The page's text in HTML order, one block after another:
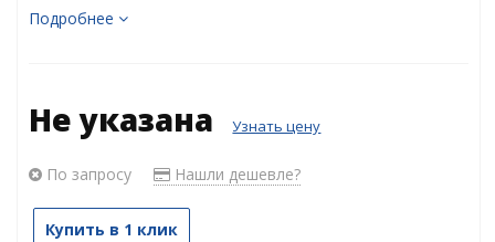
Подробнее
Не указана Узнать цену
По запросу Нашли дешевле?
Купить в 1 клик